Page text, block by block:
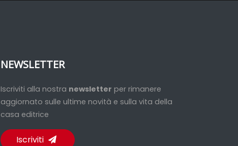
NEWSLETTER
Iscriviti alla nostra newsletter per rimanere
aggiornato sulle ultime novità e sulla vita della
casa editrice
Iscriviti